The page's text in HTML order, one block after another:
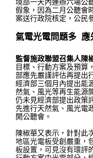
境部一天內連辦六場公
假象，因為二月公聽會
案送行政院核定，公民
氣電光電問題多 應
監督施政聯盟召集人陳
目標、行動方案及預算
部應先嚴謹評估再提出
經濟部三個月內提出能
然氣、風光等再生能源
仍未見經濟部提出政策
先進行天然氣、風光電
開公聽會。
陳椒華又表示，針對此
地區光電板受創嚴重，
板設置，可見沒有環評